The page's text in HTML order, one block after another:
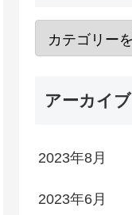
アーカイブ
2023年8月
2023年6月